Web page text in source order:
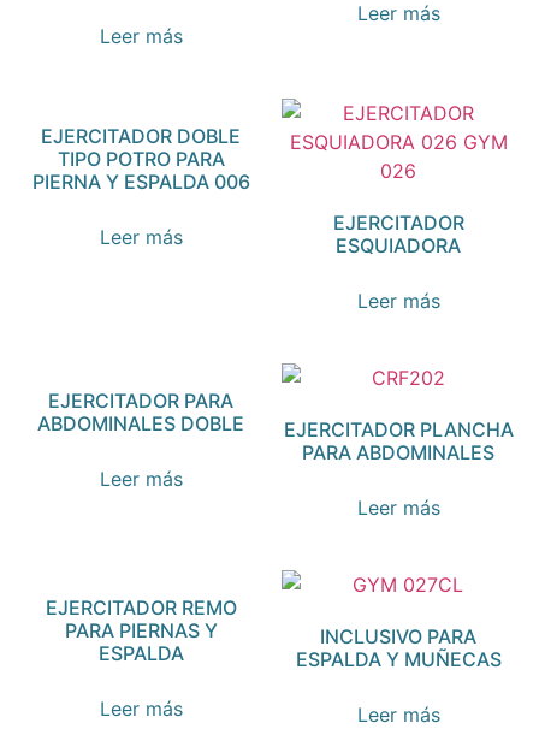
Leer más
Leer más
EJERCITADOR DOBLE
TIPO POTRO PARA
PIERNA Y ESPALDA 006
Leer más
EJERCITADOR
ESQUIADORA
Leer más
EJERCITADOR PARA
ABDOMINALES DOBLE
Leer más
EJERCITADOR PLANCHA
PARA ABDOMINALES
Leer más
EJERCITADOR REMO
PARA PIERNAS Y
ESPALDA
Leer más
INCLUSIVO PARA
ESPALDA Y MUÑECAS
Leer más